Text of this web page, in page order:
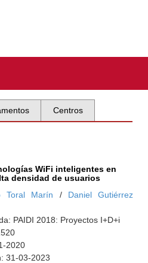
Centros
WiFi inteligentes en
densidad de usuarios
Toral Marín / Daniel Gutiérrez
PAIDI 2018: Proyectos I+D+i
2020
31-03-2023